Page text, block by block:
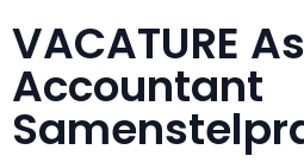
VACATURE
Accountant